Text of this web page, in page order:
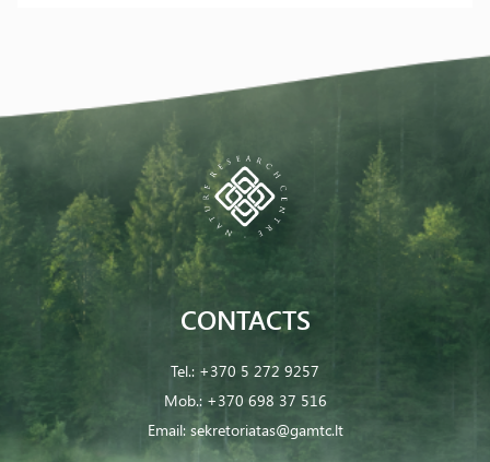
CONTACTS
Tel.: +370 5 272 9257
Mob.: +370 698 37 516
Email: sekretoriatas@gamtc.lt